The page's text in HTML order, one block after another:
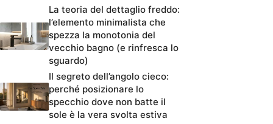
La teoria del dettaglio freddo:
l’elemento minimalista che
spezza la monotonia del
vecchio bagno (e rinfresca lo
sguardo)
Il segreto dell’angolo cieco:
perché posizionare lo
specchio dove non batte il
sole è la vera svolta estiva